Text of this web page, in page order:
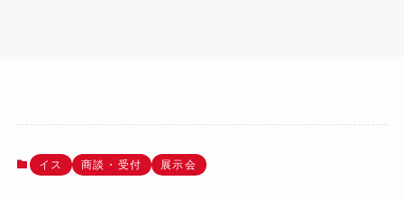
イス 商談・受付 展示会